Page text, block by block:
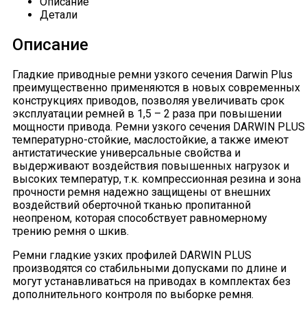
Детали
Описание
Гладкие приводные ремни узкого сечения Darwin Plus
преимущественно применяются в новых современных
конструкциях приводов, позволяя увеличивать срок
эксплуатации ремней в 1,5 – 2 раза при повышении
мощности привода. Ремни узкого сечения DARWIN PLUS
температурно-стойкие, маслостойкие, а также имеют
антистатические универсальные свойства и
выдерживают воздействия повышенных нагрузок и
высоких температур, т.к. компрессионная резина и зона
прочности ремня надежно защищены от внешних
воздействий оберточной тканью пропитанной
неопреном, которая способствует равномерному
трению ремня о шкив.
Ремни гладкие узких профилей DARWIN PLUS
производятся со стабильными допусками по длине и
могут устанавливаться на приводах в комплектах без
дополнительного контроля по выборке ремня.